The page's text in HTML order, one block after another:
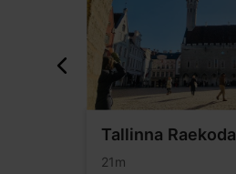
Tallinna Raekoda
21m